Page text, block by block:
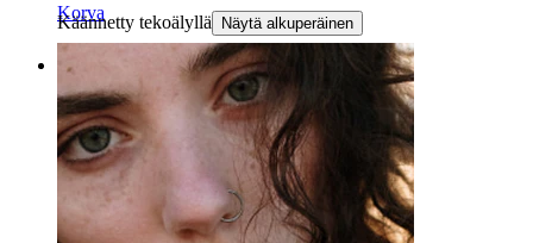
Korva
Käännetty tekoälyllä Näytä alkuperäinen
Rating
Täydellinen
Erittäin kaunis